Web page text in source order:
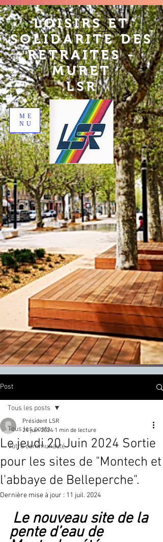
LOISIRS ET
SOLIDARITE DES
RETRAITES -
MURET
LSR
ME
NU
Post
Tous les posts
Votre communauté
Tous les posts
Le jeudi 20 Juin 2024 Sortie
pour les sites de "Montech et
l'abbaye de Belleperche".
Président LSR
24 juin 2024 1 min de lecture
Dernière mise à jour : 11 juil. 2024
pente d’eau de